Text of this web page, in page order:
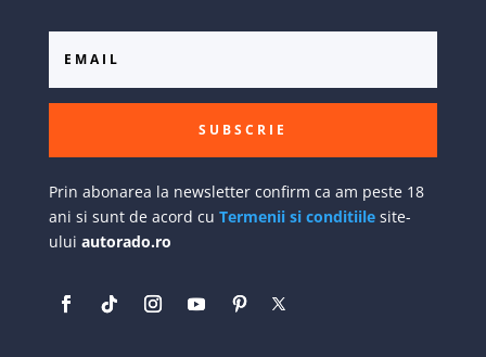
SUBSCRIE
Prin abonarea la newsletter confirm ca am peste 18
ani si sunt de acord cu Termenii si conditiilesite-
ului autorado.ro